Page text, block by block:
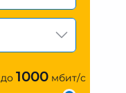
до 1000 мбит/с